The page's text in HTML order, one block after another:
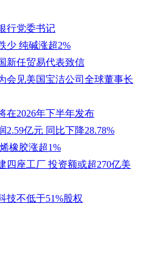
行党委书记
少 纯碱涨超2%
新任贸易代表致信
会见美国宝洁公司全球董事长
在2026年下半年发布
2.59亿元 同比下降28.78%
橡胶涨超1%
四座工厂 投资额或超270亿美
技不低于51%股权